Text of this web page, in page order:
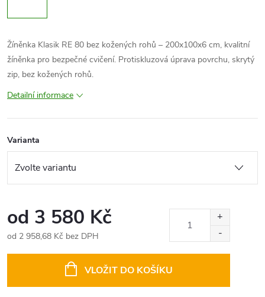
Žíněnka Klasik RE 80 bez kožených rohů – 200x100x6 cm, kvalitní
žíněnka pro bezpečné cvičení. Protiskluzová úprava povrchu, skrytý
zip, bez kožených rohů.
Detailní informace
Varianta
od 3 580 Kč
od 2 958,68 Kč bez DPH
VLOŽIT DO KOŠÍKU